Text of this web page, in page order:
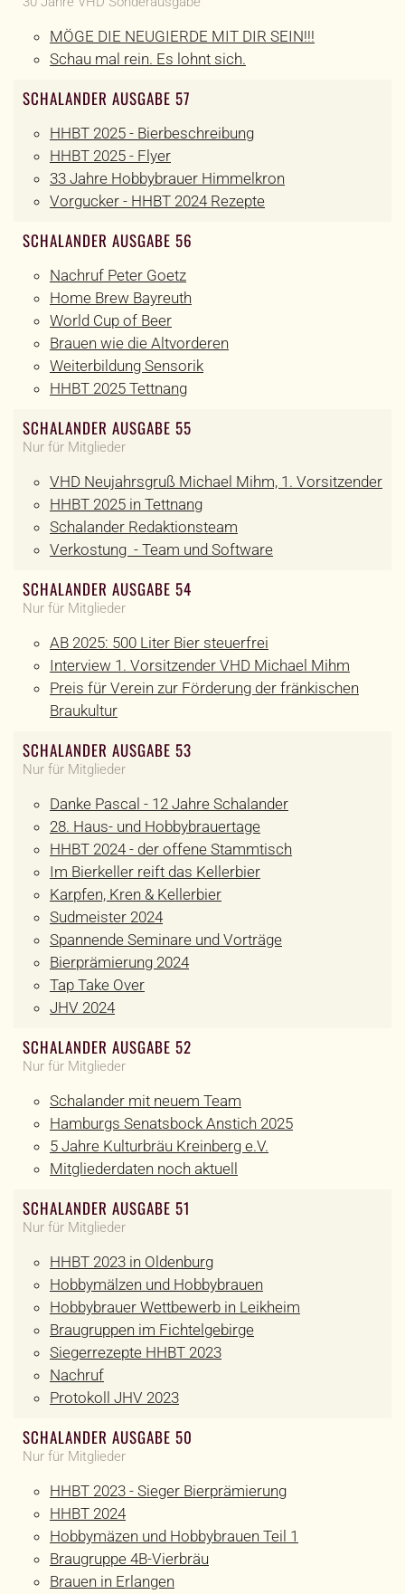
MÖGE DIE NEUGIERDE MIT DIR SEIN!!!
Schau mal rein. Es lohnt sich.
SCHALANDER AUSGABE 57
HHBT 2025 - Bierbeschreibung
HHBT 2025 - Flyer
33 Jahre Hobbybrauer Himmelkron
Vorgucker - HHBT 2024 Rezepte
SCHALANDER AUSGABE 56
Nachruf Peter Goetz
Home Brew Bayreuth
World Cup of Beer
Brauen wie die Altvorderen
Weiterbildung Sensorik
HHBT 2025 Tettnang
SCHALANDER AUSGABE 55
Nur für Mitglieder
VHD Neujahrsgruß Michael Mihm, 1. Vorsitzender
HHBT 2025 in Tettnang
Schalander Redaktionsteam
Verkostung - Team und Software
SCHALANDER AUSGABE 54
Nur für Mitglieder
AB 2025: 500 Liter Bier steuerfrei
Interview 1. Vorsitzender VHD Michael Mihm
Preis für Verein zur Förderung der fränkischen
Braukultur
SCHALANDER AUSGABE 53
Nur für Mitglieder
Danke Pascal - 12 Jahre Schalander
28. Haus- und Hobbybrauertage
HHBT 2024 - der offene Stammtisch
Im Bierkeller reift das Kellerbier
Karpfen, Kren & Kellerbier
Sudmeister 2024
Spannende Seminare und Vorträge
Bierprämierung 2024
Tap Take Over
JHV 2024
SCHALANDER AUSGABE 52
Nur für Mitglieder
Schalander mit neuem Team
Hamburgs Senatsbock Anstich 2025
5 Jahre Kulturbräu Kreinberg e.V.
Mitgliederdaten noch aktuell
SCHALANDER AUSGABE 51
Nur für Mitglieder
HHBT 2023 in Oldenburg
Hobbymälzen und Hobbybrauen
Hobbybrauer Wettbewerb in Leikheim
Braugruppen im Fichtelgebirge
Siegerrezepte HHBT 2023
Nachruf
Protokoll JHV 2023
SCHALANDER AUSGABE 50
Nur für Mitglieder
HHBT 2023 - Sieger Bierprämierung
HHBT 2024
Hobbymäzen und Hobbybrauen Teil 1
Braugruppe 4B-Vierbräu
Brauen in Erlangen